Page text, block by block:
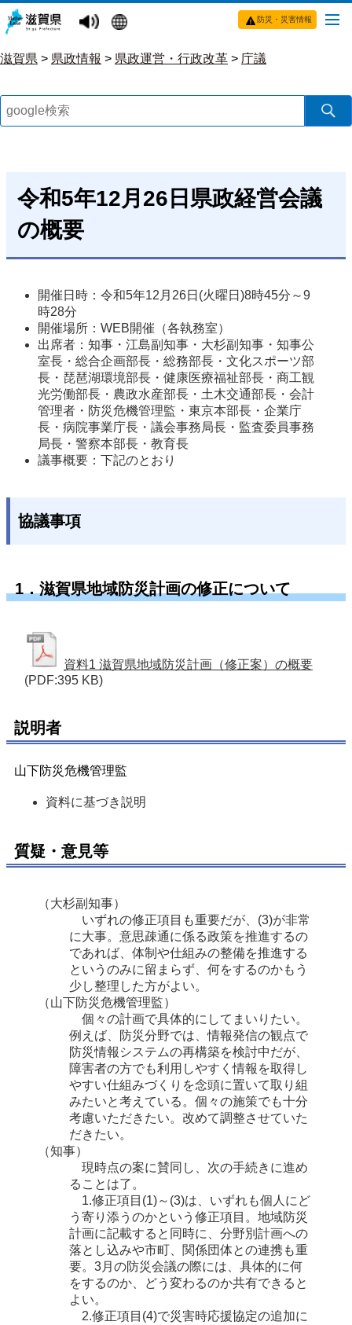
防災・災害情報
滋賀県 > 県政情報 > 県政運営・行政改革 > 庁議
令和5年12月26日県政経営会議
の概要
開催日時：令和5年12月26日(火曜日)8時45分～9
時28分
開催場所：WEB開催（各執務室）
出席者：知事・江島副知事・大杉副知事・知事公
室長・総合企画部長・総務部長・文化スポーツ部
長・琵琶湖環境部長・健康医療福祉部長・商工観
光労働部長・農政水産部長・土木交通部長・会計
管理者・防災危機管理監・東京本部長・企業庁
長・病院事業庁長・議会事務局長・監査委員事務
局長・警察本部長・教育長
議事概要：下記のとおり
協議事項
1．滋賀県地域防災計画の修正について
資料1 滋賀県地域防災計画（修正案）の概要
(PDF:395 KB)
説明者
山下防災危機管理監
資料に基づき説明
質疑・意見等
（大杉副知事）
いずれの修正項目も重要だが、(3)が非常
に大事。意思疎通に係る政策を推進するの
であれば、体制や仕組みの整備を推進する
というのみに留まらず、何をするのかもう
少し整理した方がよい。
（山下防災危機管理監）
個々の計画で具体的にしてまいりたい。
例えば、防災分野では、情報発信の観点で
防災情報システムの再構築を検討中だが、
障害者の方でも利用しやすく情報を取得し
やすい仕組みづくりを念頭に置いて取り組
みたいと考えている。個々の施策でも十分
考慮いただきたい。改めて調整させていた
だきたい。
（知事）
現時点の案に賛同し、次の手続きに進め
ることは了。
1.修正項目(1)～(3)は、いずれも個人にど
う寄り添うのかという修正項目。地域防災
計画に記載すると同時に、分野別計画への
落とし込みや市町、関係団体との連携も重
要。3月の防災会議の際には、具体的に何
をするのか、どう変わるのか共有できると
よい。
2.修正項目(4)で災害時応援協定の追加に